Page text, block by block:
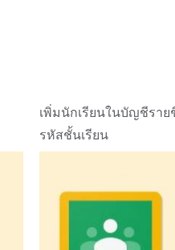
เพิ่มนักเรียนในบัญชีราย
รหัสชั้นเรียน